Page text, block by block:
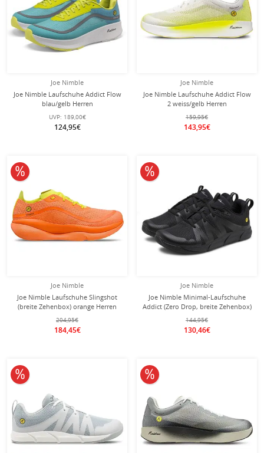
Joe Nimble
Joe Nimble Laufschuhe Addict Flow
blau/gelb Herren
UVP: 189,00€
124,95€
Joe Nimble
Joe Nimble Laufschuhe Addict Flow
2 weiss/gelb Herren
159,95€
143,95€
Joe Nimble
Joe Nimble Laufschuhe Slingshot
(breite Zehenbox) orange Herren
204,95€
184,45€
10% reduziert
Joe Nimble
Joe Nimble Minimal-Laufschuhe
Addict (Zero Drop, breite Zehenbox)
schwarz Herren
144,95€
130,46€
10% reduziert
10% reduziert 10% reduziert